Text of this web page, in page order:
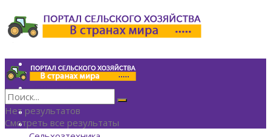
Инвестиции
Агрономия
Политика
Финансы
Технологии
Экономика
Нет результатов
Смотреть все результаты